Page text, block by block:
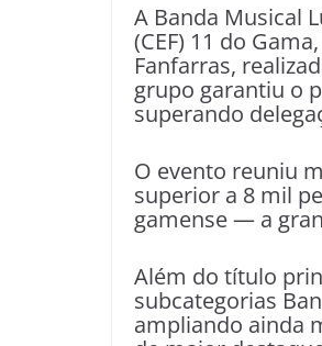
A Banda Musical
(CEF) 11 do
Fanfarras,
grupo garantiu o
superando
O evento reuniu
superior a 8 mil
gamense — a
Além do título
subcategorias
ampliando ainda